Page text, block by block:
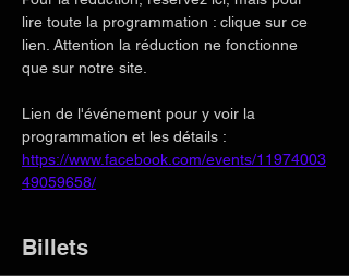
lire toute la programmation : clique sur ce
lien. Attention la réduction ne fonctionne
que sur notre site.
Lien de l'événement pour y voir la
programmation et les détails :
https://www.facebook.com/events/11974003
49059658/
Billets